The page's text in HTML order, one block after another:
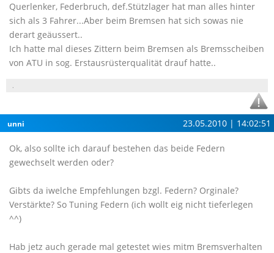
Querlenker, Federbruch, def.Stützlager hat man alles hinter
sich als 3 Fahrer...Aber beim Bremsen hat sich sowas nie
derart geäussert..
Ich hatte mal dieses Zittern beim Bremsen als Bremsscheiben
von ATU in sog. Erstausrüsterqualität drauf hatte..
.
unni 23.05.2010 | 14:02:51
Ok, also sollte ich darauf bestehen das beide Federn
gewechselt werden oder?
Gibts da iwelche Empfehlungen bzgl. Federn? Orginale?
Verstärkte? So Tuning Federn (ich wollt eig nicht tieferlegen
^^)
Hab jetz auch gerade mal getestet wies mitm Bremsverhalten